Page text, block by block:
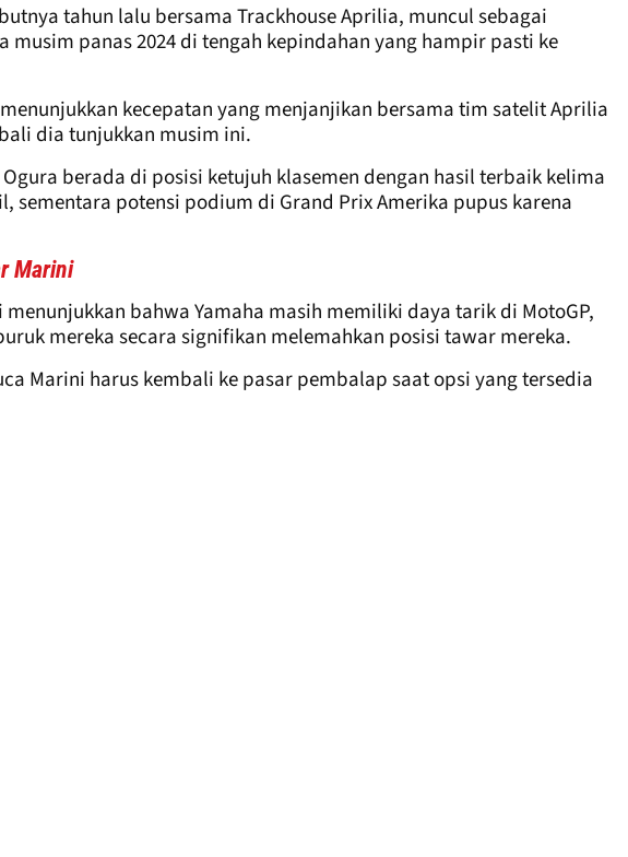
tahun lalu bersama Trackhouse Aprilia, muncul sebagai
musim panas 2024 di tengah kepindahan yang hampir pasti ke
kecepatan yang menjanjikan bersama tim satelit Aprilia
dia tunjukkan musim ini.
berada di posisi ketujuh klasemen dengan hasil terbaik kelima
sementara potensi podium di Grand Prix Amerika pupus karena
Marini
bahwa Yamaha masih memiliki daya tarik di MotoGP,
mereka secara signifikan melemahkan posisi tawar mereka.
Marini harus kembali ke pasar pembalap saat opsi yang tersedia